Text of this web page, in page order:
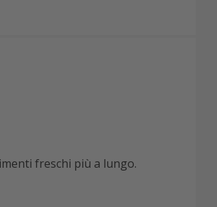
freschi più a lungo.